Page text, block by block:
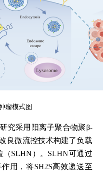
瘤模式图
究采用阳离子聚合物聚β-
良微流控技术构建了负载
（SLHN）。SLHN可通过
用，将SH2S高效递送至